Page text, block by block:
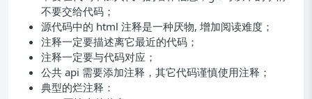
不要交给代码；
源代码中的 html 注释是一种厌物, 增加阅读难度；
注释一定要描述离它最近的代码；
注释一定要与代码对应；
公共 api 需要添加注释，其它代码谨慎使用注释；
典型的烂注释：